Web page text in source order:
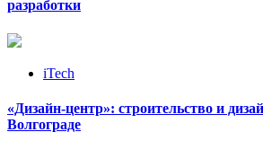
разработки
iTech
«Дизайн‑центр»: строительство и
Волгограде